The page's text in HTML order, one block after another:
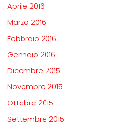
Aprile 2016
Marzo 2016
Febbraio 2016
Gennaio 2016
Dicembre 2015
Novembre 2015
Ottobre 2015
Settembre 2015